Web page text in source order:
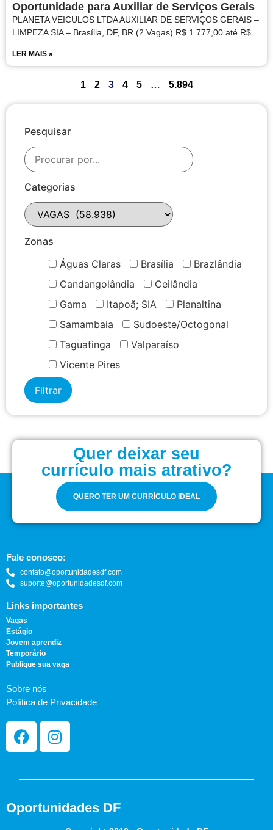
Oportunidade para Auxiliar de Serviços Gerais
PLANETA VEICULOS LTDA AUXILIAR DE SERVIÇOS GERAIS –
LIMPEZA SIA – Brasília, DF, BR (2 Vagas) R$ 1.777,00 até R$
LER MAIS »
1 2 3 4 5 … 5.894
Pesquisar
Categorias
Zonas
Águas Claras
Brasília
Brazlândia
Candangolândia
Ceilândia
Gama
Itapoã; SIA
Planaltina
Samambaia
Sudoeste/Octogonal
Taguatinga
Valparaíso
Vicente Pires
Quer deixar seu
currículo mais atrativo?
QUERO TER UM CURRÍCULO IDEAL
Fale conosco:
contato@oportunidadesdf.com
suporte@oportunidadesdf.com
Links importantes
Vagas
Estágio
Jovem aprendiz
Temporário
Publique sua vaga
Sobre nós
Política de Privacidade
Oportunidades DF